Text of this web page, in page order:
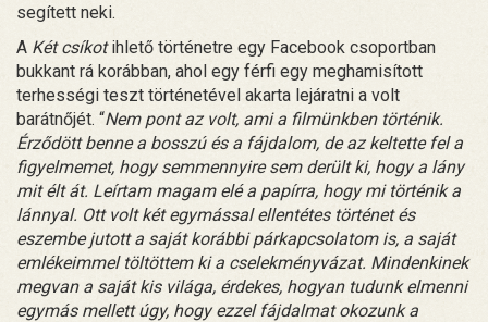
segített neki.
A Két csíkotihlető történetre egy Facebook csoportban
bukkant rá korábban, ahol egy férfi egy meghamisított
terhességi teszt történetével akarta lejáratni a volt
barátnőjét. “Nem pont az volt, ami a filmünkben történik.
Érződött benne a bosszú és a fájdalom, de az keltette fel a
figyelmemet, hogy semmennyire sem derült ki, hogy a lány
mit élt át. Leírtam magam elé a papírra, hogy mi történik a
lánnyal. Ott volt két egymással ellentétes történet és
eszembe jutott a saját korábbi párkapcsolatom is, a saját
emlékeimmel töltöttem ki a cselekményvázat. Mindenkinek
megvan a saját kis világa, érdekes, hogyan tudunk elmenni
egymás mellett úgy, hogy ezzel fájdalmat okozunk a